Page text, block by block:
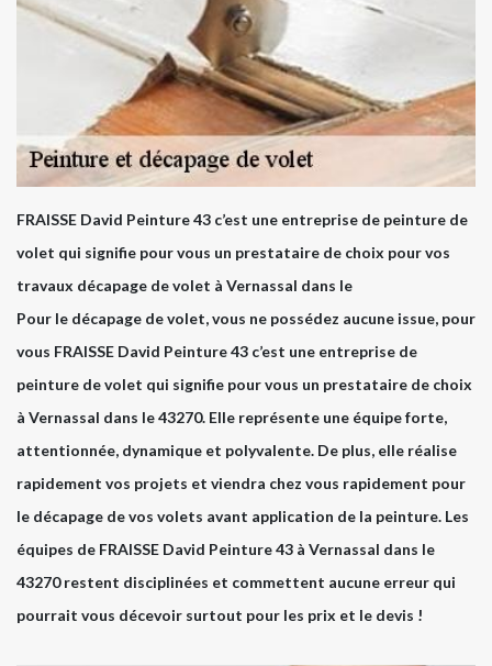
FRAISSE David Peinture 43 c’est une entreprise de peinture de
volet qui signifie pour vous un prestataire de choix pour vos
travaux décapage de volet à Vernassal dans le
Pour le décapage de volet, vous ne possédez aucune issue, pour
vous FRAISSE David Peinture 43 c’est une entreprise de
peinture de volet qui signifie pour vous un prestataire de choix
à Vernassal dans le 43270. Elle représente une équipe forte,
attentionnée, dynamique et polyvalente. De plus, elle réalise
rapidement vos projets et viendra chez vous rapidement pour
le décapage de vos volets avant application de la peinture. Les
équipes de FRAISSE David Peinture 43 à Vernassal dans le
43270 restent disciplinées et commettent aucune erreur qui
pourrait vous décevoir surtout pour les prix et le devis !